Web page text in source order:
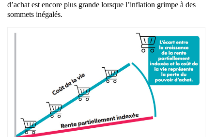
d’achat est encore plus grande lorsque l’inflation grimpe à des
sommets inégalés.